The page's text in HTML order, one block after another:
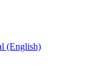
(English)